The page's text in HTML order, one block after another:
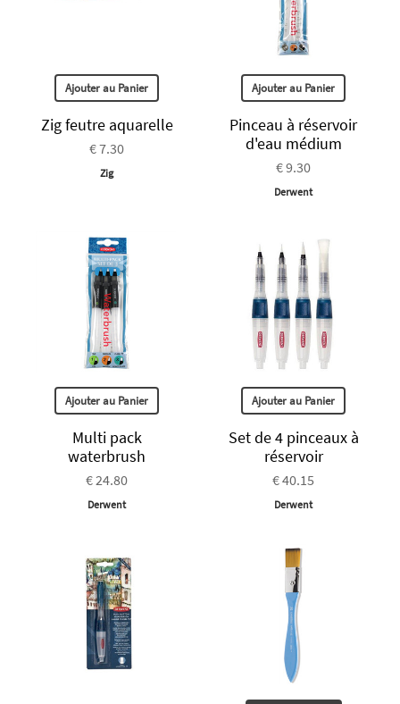
Ajouter au Panier
Zig feutre aquarelle
€ 7.30
Zig
Ajouter au Panier
Pinceau à réservoir
d'eau médium
€ 9.30
Derwent
Ajouter au Panier
Multi pack
waterbrush
€ 24.80
Derwent
Ajouter au Panier
Set de 4 pinceaux à
réservoir
€ 40.15
Derwent